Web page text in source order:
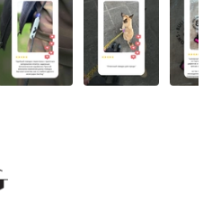
амуниции, исключая
вмешательство.